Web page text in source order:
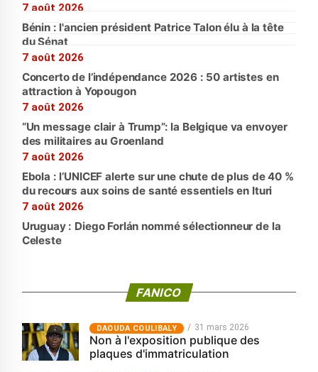
7 août 2026
Bénin : l'ancien président Patrice Talon élu à la tête
du Sénat
7 août 2026
Concerto de l’indépendance 2026 : 50 artistes en
attraction à Yopougon
7 août 2026
“Un message clair à Trump”: la Belgique va envoyer
des militaires au Groenland
7 août 2026
Ebola : l’UNICEF alerte sur une chute de plus de 40 %
du recours aux soins de santé essentiels en Ituri
7 août 2026
Uruguay : Diego Forlán nommé sélectionneur de la
Celeste
FANICO
‎DAOUDA COULIBALY 31 mars 2026
Non à l'exposition publique des
plaques d'immatriculation